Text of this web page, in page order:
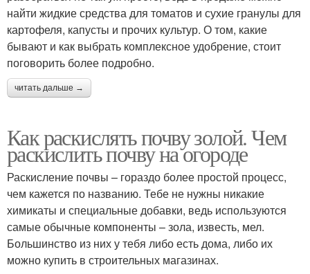
найти жидкие средства для томатов и сухие гранулы для
картофеля, капусты и прочих культур. О том, какие
бывают и как выбрать комплексное удобрение, стоит
поговорить более подробно.
читать дальше →
Как раскислять почву золой. Чем
раскислить почву на огороде
Раскисление почвы – гораздо более простой процесс,
чем кажется по названию. Тебе не нужны никакие
химикаты и специальные добавки, ведь используются
самые обычные компоненты – зола, известь, мел.
Большинство из них у тебя либо есть дома, либо их
можно купить в строительных магазинах.